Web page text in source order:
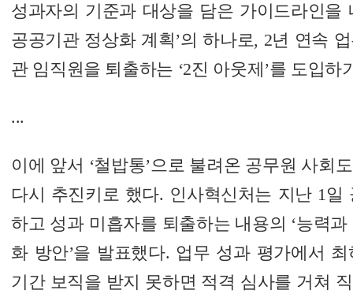
성과자의 기준과 대상을 담은 가이드라인을
공공기관 정상화 계획’의 하나로, 2년 연속
관 임직원을 퇴출하는 ‘2진 아웃제’를 도입하
...
이에 앞서 ‘철밥통’으로 불려온 공무원 사회
다시 추진키로 했다. 인사혁신처는 지난 1일
하고 성과 미흡자를 퇴출하는 내용의 ‘능력
화 방안’을 발표했다. 업무 성과 평가에서
기간 보직을 받지 못하면 적격 심사를 거쳐